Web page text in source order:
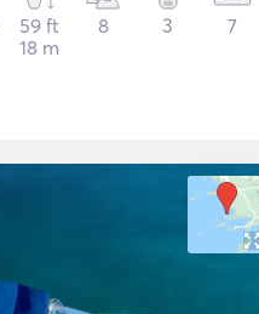
59 ft
18 m
8 3 7